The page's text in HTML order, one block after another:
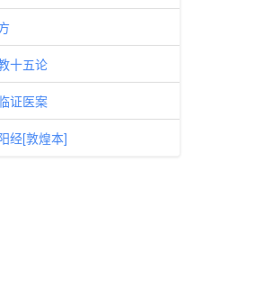
十五论
证医案
经[敦煌本]